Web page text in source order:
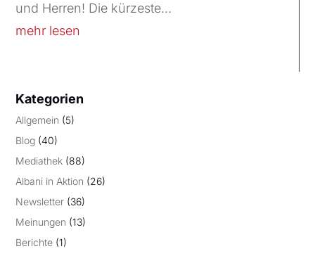
und Herren! Die kürzeste...
mehr lesen
Kategorien
Allgemein (5)
Blog (40)
Mediathek (88)
Albani in Aktion (26)
Newsletter (36)
Meinungen (13)
Berichte (1)